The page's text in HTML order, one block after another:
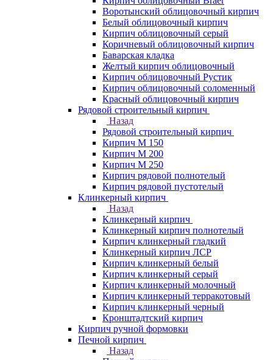
Воротынский облицовочный кирпич
Белый облицовочный кирпич
Кирпич облицовочный серый
Коричневый облицовочный кирпич
Баварская кладка
Желтый кирпич облицовочный
Кирпич облицовочный Рустик
Кирпич облицовочный соломенный
Красный облицовочный кирпич
Рядовой строительный кирпич
Назад
Рядовой строительный кирпич
Кирпич М 150
Кирпич М 200
Кирпич М 250
Кирпич рядовой полнотелый
Кирпич рядовой пустотелый
Клинкерный кирпич
Назад
Клинкерный кирпич
Клинкерный кирпич полнотелый
Кирпич клинкерный гладкий
Клинкерный кирпич ЛСР
Кирпич клинкерный белый
Кирпич клинкерный серый
Кирпич клинкерный молочный
Кирпич клинкерный терракотовый
Кирпич клинкерный черный
Кронштадтский кирпич
Кирпич ручной формовки
Печной кирпич
Назад